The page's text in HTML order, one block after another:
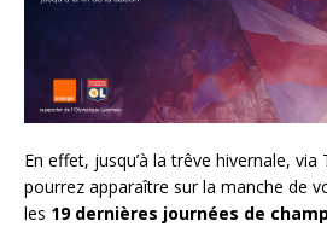
En effet, jusqu’à la trêve hivernale,
pourrez apparaître sur la manche de
les 19 dernières journées de